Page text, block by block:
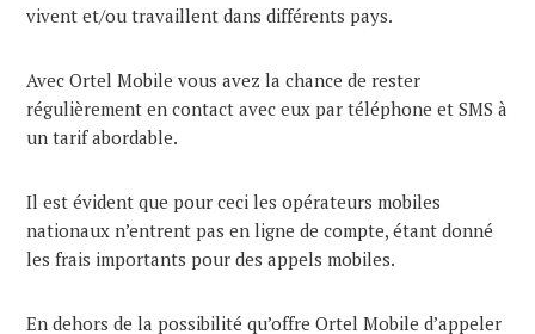
vivent et/ou travaillent dans différents pays.
Avec Ortel Mobile vous avez la chance de rester
régulièrement en contact avec eux par téléphone et SMS à
un tarif abordable.
Il est évident que pour ceci les opérateurs mobiles
nationaux n’entrent pas en ligne de compte, étant donné
les frais importants pour des appels mobiles.
En dehors de la possibilité qu’offre Ortel Mobile d’appeler